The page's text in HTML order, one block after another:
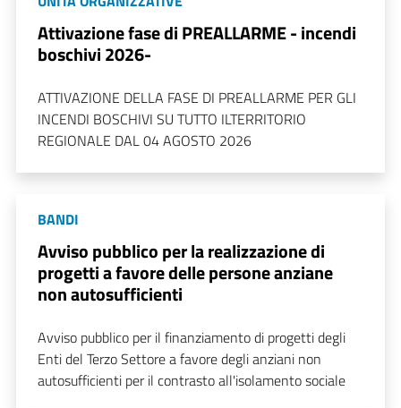
Attivazione fase di PREALLARME - incendi
boschivi 2026-
ATTIVAZIONE DELLA FASE DI PREALLARME PER GLI
INCENDI BOSCHIVI SU TUTTO ILTERRITORIO
REGIONALE DAL 04 AGOSTO 2026
BANDI
Avviso pubblico per la realizzazione di
progetti a favore delle persone anziane
non autosufficienti
Avviso pubblico per il finanziamento di progetti degli
Enti del Terzo Settore a favore degli anziani non
autosufficienti per il contrasto all'isolamento sociale